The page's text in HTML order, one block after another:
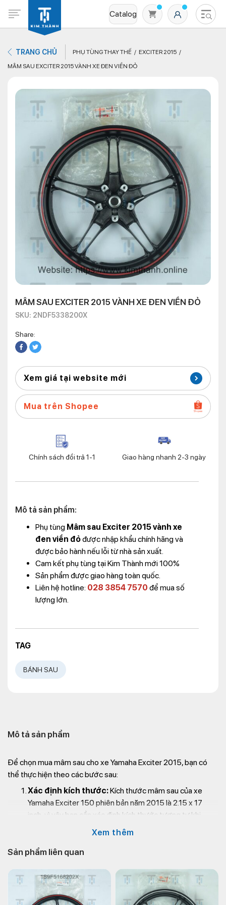
Catalog
Không có sản phẩm nào trong giỏ hàng
TRANG CHỦ PHỤ TÙNG THAY THẾ
EXCITER 2015
MÂM SAU EXCITER 2015 VÀNH XE ĐEN VIỀN ĐỎ
MÂM SAU EXCITER 2015 VÀNH XE ĐEN VIỀN ĐỎ
SKU: 2NDF5338200X
Share:
Xem giá tại website mới
Mua trên Shopee
Chính sách đổi trả 1-1 Giao hàng nhanh 2-3 ngày
Mô tả sản phẩm:
Phụ tùng Mâm sau Exciter 2015 vành xe
đen viền đỏđược nhập khẩu chính hãng và
được bảo hành nếu lỗi từ nhà sản xuất.
Cam kết phụ tùng tại Kim Thành mới 100%
Sản phẩm được giao hàng toàn quốc.
Liên hệ hotline: 028 3854 7570 để mua số
lượng lớn.
TAG
BÁNH SAU
Mô tả sản phẩm
Để chọn mua mâm sau cho xe Yamaha Exciter 2015, bạn có
thể thực hiện theo các bước sau:
Xác định kích thước:Kích thước mâm sau của xe
Yamaha Exciter 150 phiên bản năm 2015 là 2.15 x 17
inch, vì vậy bạn cần xác định kích thước tương tự khi
hợp kim nhôm, vì vậy bạn nên chọn mâm sau cùng chất
Số chấu:Mâm sau của Exciter 2015 có 5 chấu, tuy
nhiên nếu bạn muốn thay đổi kiểu dáng của xe hoặc tăng
tính thẩm mỹ, bạn có thể chọn mâm có số chấu khác.
Xem thêm
Sản phẩm liên quan